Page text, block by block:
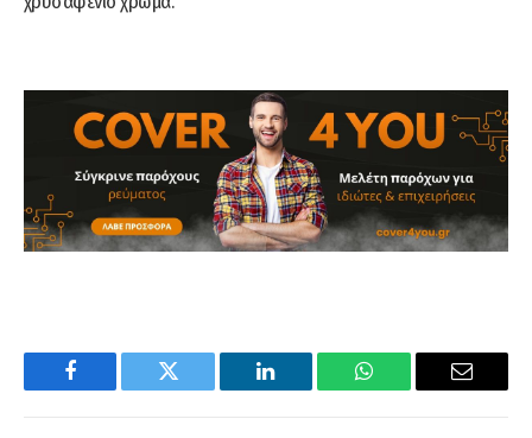
Facebook Twitter LinkedIn WhatsApp Email